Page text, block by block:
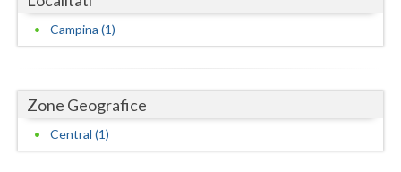
Dolj
Galati
Gorj
Campina (1)
Zone Geografice
Central (1)